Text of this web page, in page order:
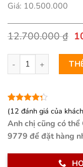
Giá: 10.500.000
12.700.000₫
là:
Bàn Trà Đôi Kết Hợp
4.25 trên
5 dựa
trên
12
đánh
giá
(12 đánh giá của
Anh chị cũng có
9779 để đặt hàng